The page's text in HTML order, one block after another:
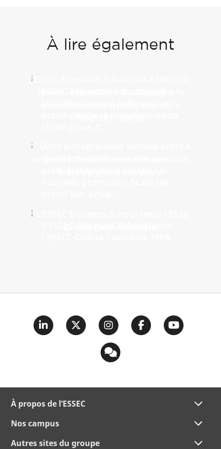
À lire également
À propos de l’ESSEC
Nos campus
Autres sites du groupe